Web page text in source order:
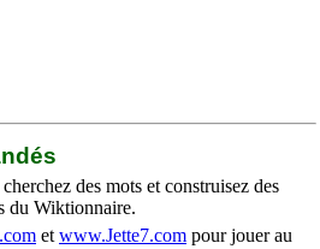
des mots et construisez des
du Wiktionnaire.
et www.Jette7.com pour jouer au